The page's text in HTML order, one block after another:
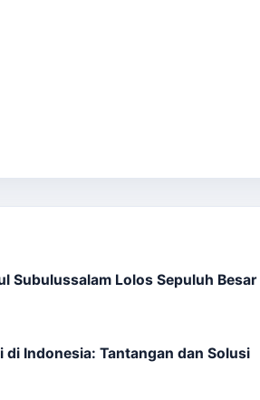
Subulussalam Lolos Sepuluh
di Indonesia: Tantangan dan Solusi